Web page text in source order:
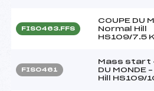
FIS0463.FFS
COUPE DU
Normal Hill
HS109/7.5
FIS0461
Mass start
DU MONDE
Hill HS109/